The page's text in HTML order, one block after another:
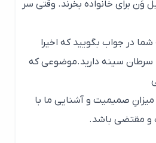
ها، از موضوعاتِ جَدل
متوقف شدن جریان گفت و گو